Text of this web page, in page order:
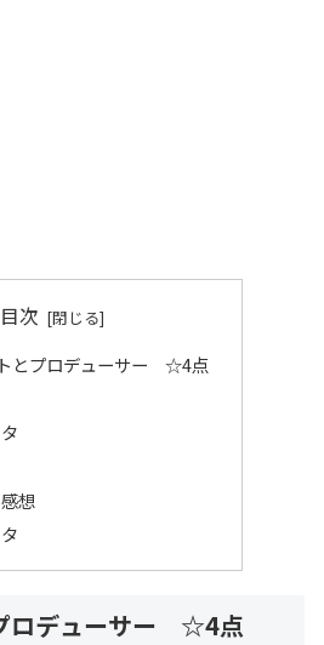
目次
とプロデューサー ☆4点
想
ロデューサー ☆4点